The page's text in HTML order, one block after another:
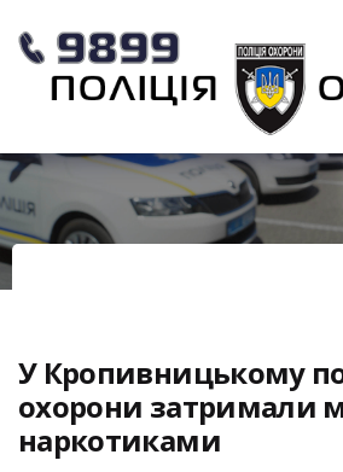
У Кропивницькому
охорони затримали
наркотиками